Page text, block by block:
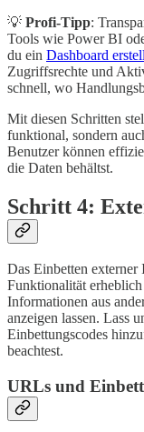
💡 Profi-Tipp:
Tools wie Power BI
du ein Dashboard
Zugriffsrechte und
schnell, wo
Mit diesen Schritten
funktional, sondern
Benutzer können
die Daten behältst.
Schritt 4:
Das Einbetten externer
Funktionalität
Informationen aus
anzeigen lassen. Lass
Einbettungscodes
beachtest.
URLs und